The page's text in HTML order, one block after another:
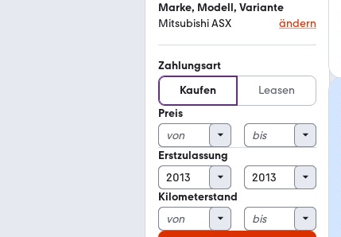
Marke, Modell, Variante
Mitsubishi ASX
ändern
Zahlungsart
Kaufen
Leasen
Preis
Erstzulassung
Kilometerstand